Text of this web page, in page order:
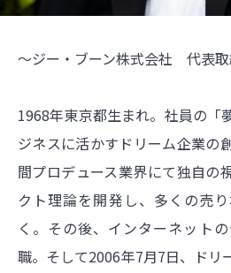
～ジー・ブーン株式会社 代表
1968年東京都生まれ。社員の「
ジネスに活かすドリーム企業の
間プロデュース業界にて独自の
クト理論を開発し、多くの売
く。その後、インターネット
職。そして2006年7月7日、ドリ